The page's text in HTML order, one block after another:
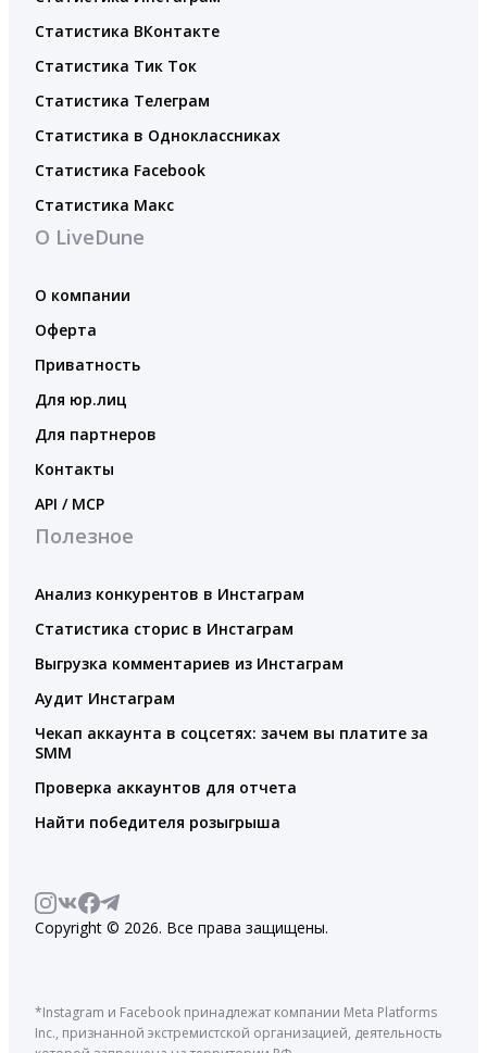
Статистика ВКонтакте
Статистика Тик Ток
Статистика Телеграм
Статистика в Одноклассниках
Статистика Facebook
Статистика Макс
О LiveDune
О компании
Оферта
Приватность
Для юр.лиц
Для партнеров
Контакты
API / MCP
Полезное
Анализ конкурентов в Инстаграм
Статистика сторис в Инстаграм
Выгрузка комментариев из Инстаграм
Аудит Инстаграм
Чекап аккаунта в соцсетях: зачем вы платите за
SMM
Проверка аккаунтов для отчета
Найти победителя розыгрыша
Copyright © 2026. Все права защищены.
*Instagram и Facebook принадлежат компании Meta Platforms
Inc., признанной экстремистской организацией, деятельность